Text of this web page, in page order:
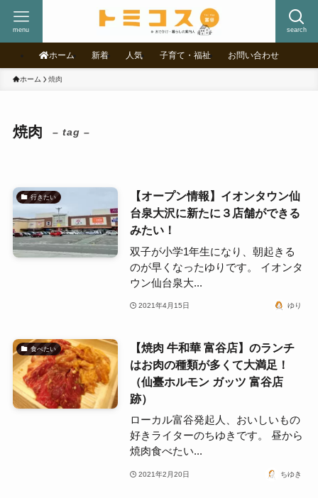
search
menu
ホーム 新着 人気 子育て・福祉 お問い合わせ
ホーム 焼肉
焼肉 – tag –
行きたい
【オープン情報】イオンタウン仙
台泉大沢に新たに３店舗ができる
みたい！
双子が小学1年生になり、朝起きる
のが早くなったゆりです。 イオンタ
ウン仙台泉大...
2021年4月15日 ゆり
食べたい
【焼肉 牛和華 富谷店】のランチ
はお肉の種類が多くて大満足！
（仙臺ホルモン ガッツ 富谷店
跡）
ローカル富谷発起人、おいしいもの
好きライターのちゆきです。 昼から
焼肉食べたい...
2021年2月20日 ちゆき